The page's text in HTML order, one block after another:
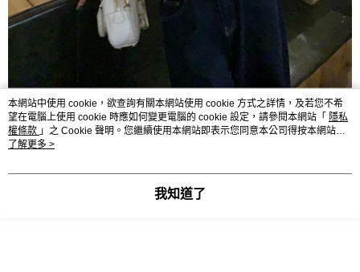
本網站中使用 cookie，欲查詢有關本網站使用 cookie 方式之詳情，及若您不希
望在電腦上使用 cookie 時應如何變更電腦的 cookie 設定，請參閱本網站「 隱私
權條款 」之 Cookie 聲明。您繼續使用本網站即表示您同意本公司得按本網站使
用條款之 Cookie 聲明使用 cookie。
了解更多 >
我知道了